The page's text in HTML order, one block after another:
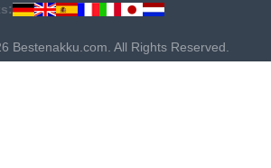
Bestenakku.com. All Rights Reserved.